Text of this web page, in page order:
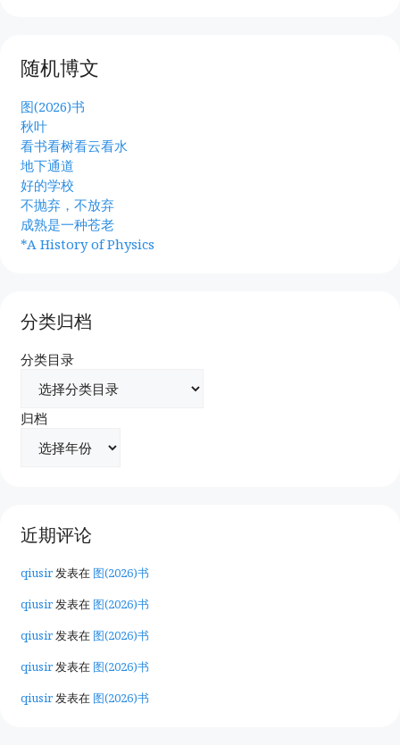
随机博文
图(2026)书
秋叶
看书看树看云看水
地下通道
好的学校
不抛弃，不放弃
成熟是一种苍老
*A History of Physics
分类归档
分类目录
归档
近期评论
qiusir发表在 图(2026)书
qiusir发表在 图(2026)书
qiusir发表在 图(2026)书
qiusir发表在 图(2026)书
qiusir发表在 图(2026)书